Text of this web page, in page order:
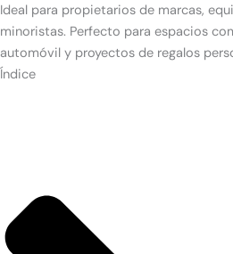
Ideal para propietarios de marcas,
minoristas. Perfecto para espacios
automóvil y proyectos de regalos
Índice